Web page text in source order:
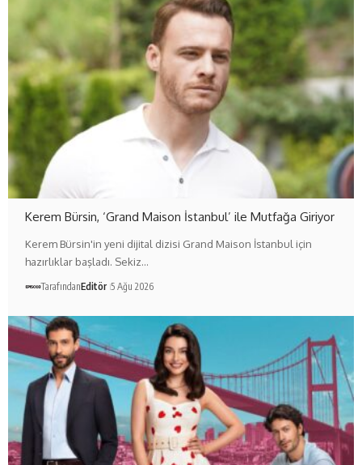
Kerem Bürsin, ‘Grand Maison İstanbul’ ile Mutfağa Giriyor
Kerem Bürsin'in yeni dijital dizisi Grand Maison İstanbul için
hazırlıklar başladı. Sekiz…
TarafındanEditör 5 Ağu 2026